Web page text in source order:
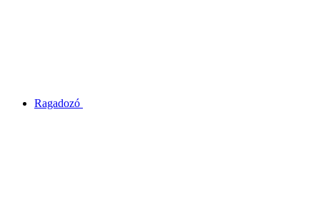
Ragadozó